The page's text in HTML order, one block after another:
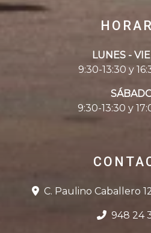
LUNES -
9:30-13:30 y
9:30-13:30 y
C. Paulino Caballero
948 24